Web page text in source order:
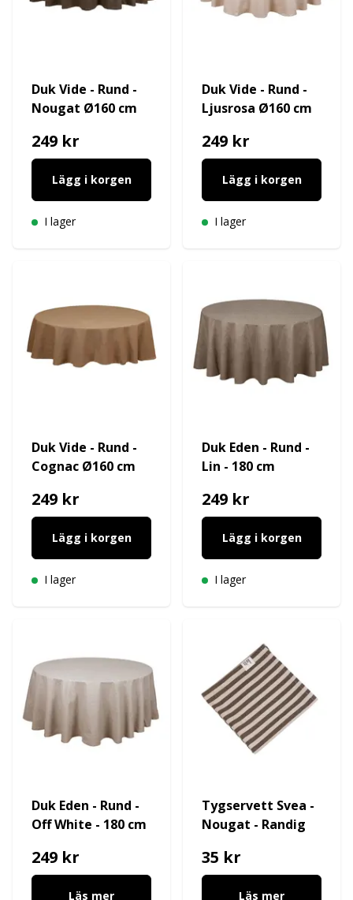
Duk Vide - Rund -
Nougat Ø160 cm
249 kr
Lägg i korgen
I lager
Duk Vide - Rund -
Ljusrosa Ø160 cm
249 kr
Lägg i korgen
I lager
Duk Vide - Rund -
Cognac Ø160 cm
249 kr
Lägg i korgen
I lager
Duk Eden - Rund -
Lin - 180 cm
249 kr
Lägg i korgen
I lager
Duk Eden - Rund -
Off White - 180 cm
249 kr
Läs mer
Tygservett Svea -
Nougat - Randig
35 kr
Läs mer